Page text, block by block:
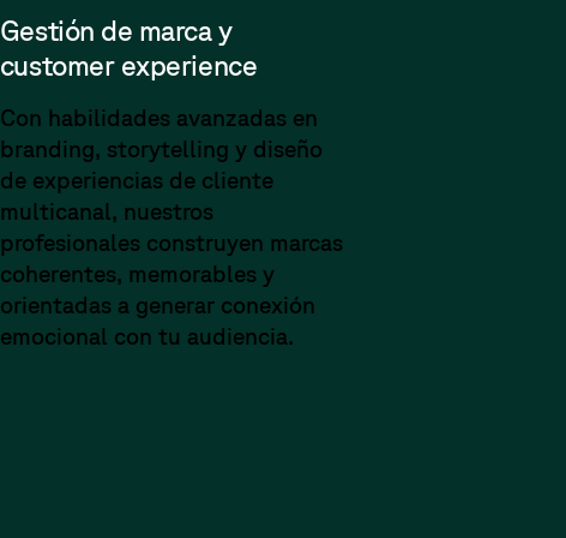
Gestión de marca y
customer experience
Con habilidades avanzadas en
branding, storytelling y diseño
de experiencias de cliente
multicanal, nuestros
profesionales construyen marcas
coherentes, memorables y
orientadas a generar conexión
emocional con tu audiencia.